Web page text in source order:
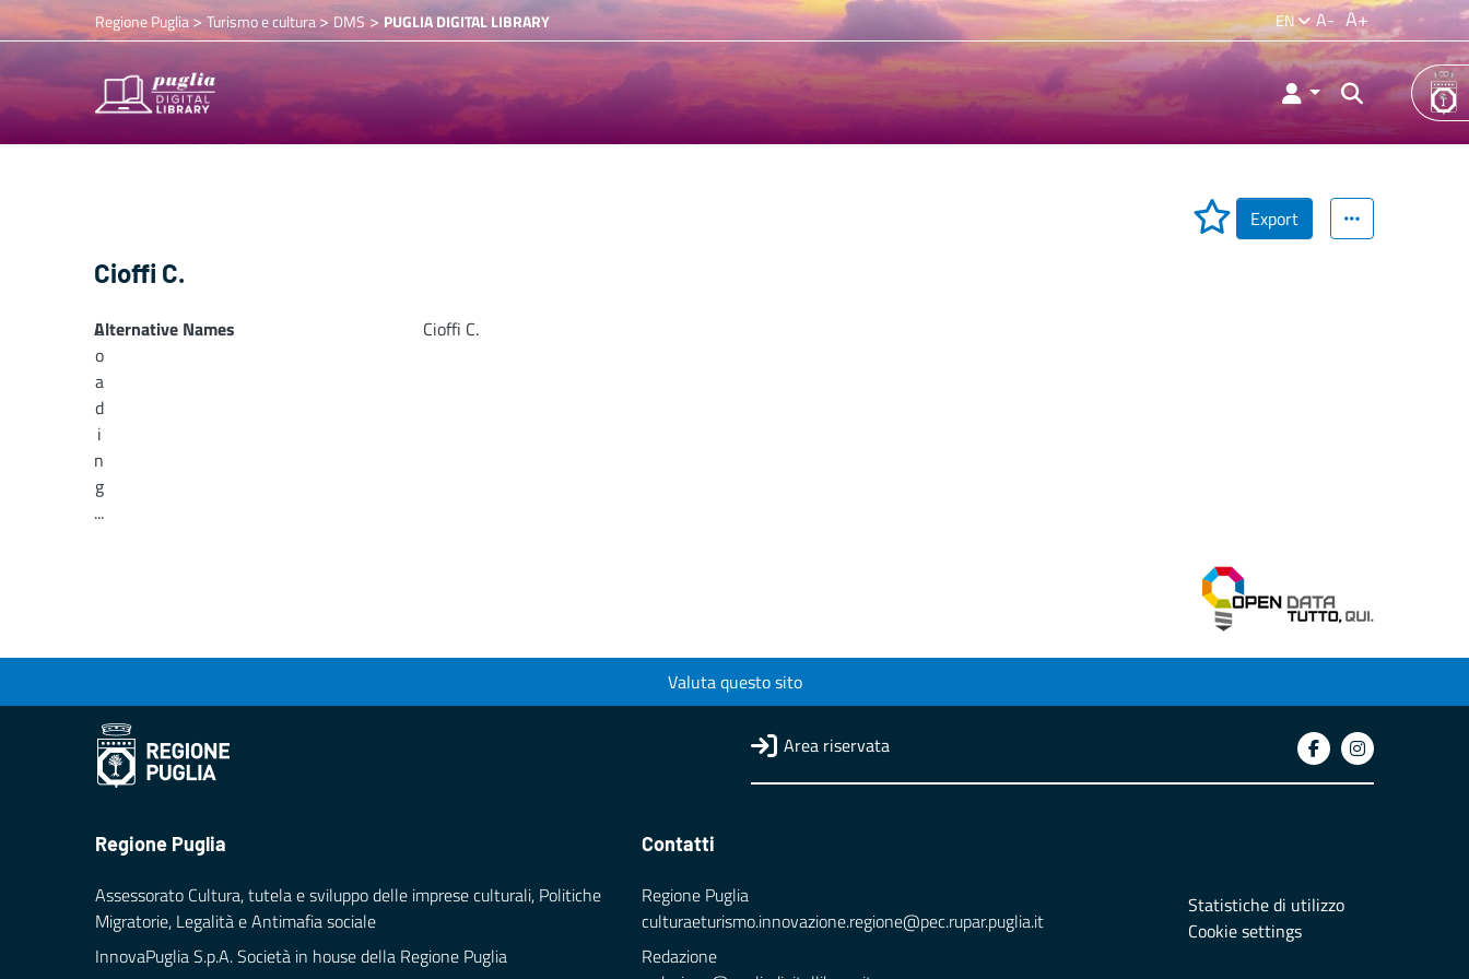
Regione Puglia> Turismo e cultura>DMS > PUGLIA DIGITAL LIBRARY EN A- A+
Export
Cioffi C.
L
o
a
d
i
n
g
...
Alternative Names Cioffi C.
Valuta questo sito
Area riservata
Regione Puglia
Assessorato Cultura, tutela e sviluppo delle imprese culturali, Politiche
Migratorie, Legalità e Antimafia sociale
InnovaPuglia S.p.A. Società in house della Regione Puglia
Contatti
Regione Puglia
culturaeturismo.innovazione.regione@pec.rupar.puglia.it
Redazione
Statistiche di utilizzo
Cookie settings